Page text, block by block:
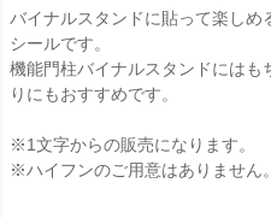
バイナルスタンドに貼って楽しめ
シールです。
機能門柱バイナルスタンドにはも
りにもおすすめです。
※1文字からの販売になります。
※ハイフンのご用意はありません。